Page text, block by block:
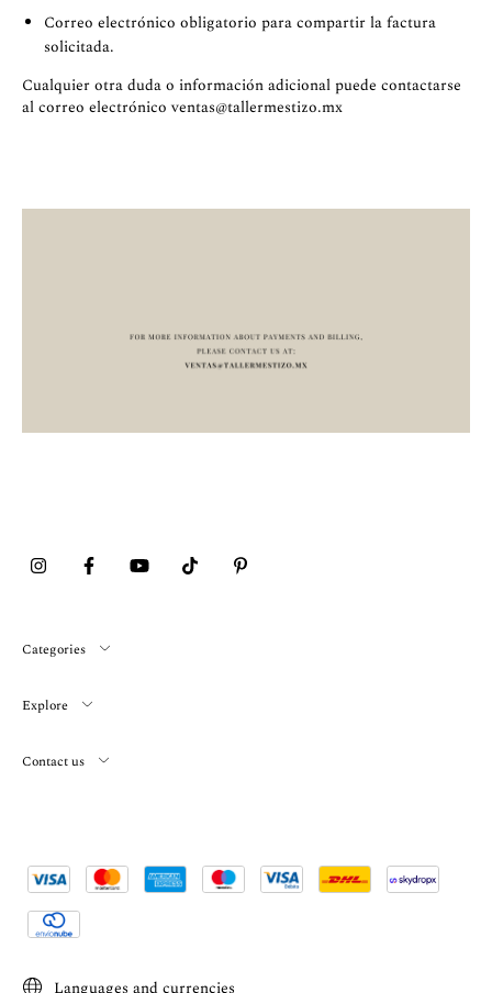
Correo electrónico obligatorio para compartir la factura
solicitada.
Cualquier otra duda o información adicional puede contactarse
al correo electrónico ventas@tallermestizo.mx
Categories
Explore
Contact us
Languages and currencies